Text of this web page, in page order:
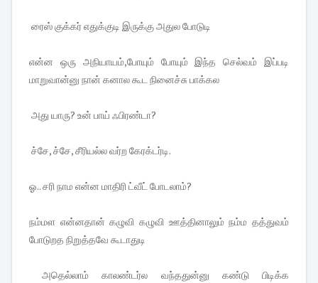
ரைஸ் குக்கர் எதுக்குடி இருக்கு அதுல போடுடி
என்ன ஒரு அநியாயம்,போயும் போயும் இந்த செல்வம் இப்படி
மாறுவான்னு நான் கனால கூட நினைச்சு பாக்கல
அது யாரு? உன் பாய் ஃபிரண்டா?
ச்சே, ச்சே, சீரியல்ல வர்ற கேரக்டர்டி.
ஓ.. சரி நாம என்ன மாதிரி ட்வீட் போடலாம்?
நம்மள என்னதான் கழுவி கழுவி ஊத்தினாலும் நம்ம தத்துவம்
போடுறத நிறுத்தவே கூடாதுடி
அதெல்லாம் காலண்டர்ல வந்ததுன்னு கண்டு பிடிக்க